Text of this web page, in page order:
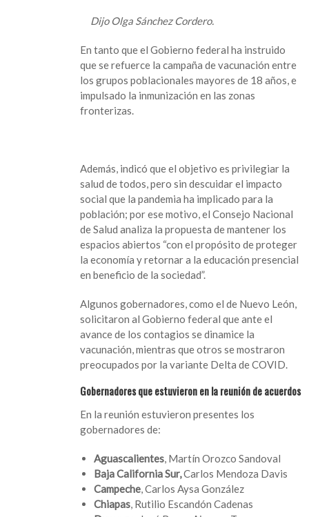
Dijo Olga Sánchez Cordero.
En tanto que el Gobierno federal ha instruido
que se refuerce la campaña de vacunación entre
los grupos poblacionales mayores de 18 años, e
impulsado la inmunización en las zonas
fronterizas.
Además, indicó que el objetivo es privilegiar la
salud de todos, pero sin descuidar el impacto
social que la pandemia ha implicado para la
población; por ese motivo, el Consejo Nacional
de Salud analiza la propuesta de mantener los
espacios abiertos “con el propósito de proteger
la economía y retornar a la educación presencial
en beneficio de la sociedad”.
Algunos gobernadores, como el de Nuevo León,
solicitaron al Gobierno federal que ante el
avance de los contagios se dinamice la
vacunación, mientras que otros se mostraron
preocupados por la variante Delta de COVID.
Gobernadores que estuvieron en la reunión de acuerdos
En la reunión estuvieron presentes los
gobernadores de:
Aguascalientes, Martín Orozco Sandoval
Baja California Sur,Carlos Mendoza Davis
Campeche, Carlos Aysa González
Chiapas, Rutilio Escandón Cadenas